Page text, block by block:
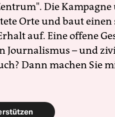
Die
Orte und baut
auf. Eine offene
Journalismus – und
Dann machen Sie